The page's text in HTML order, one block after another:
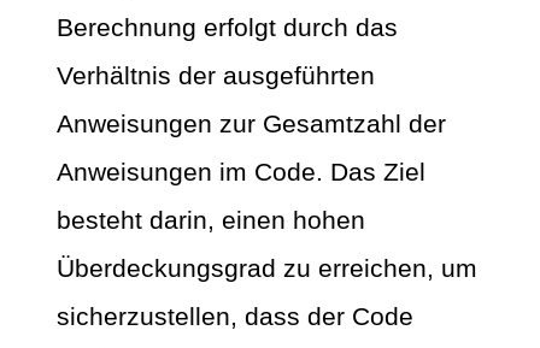
Berechnung erfolgt durch das
Verhältnis der ausgeführten
Anweisungen zur Gesamtzahl der
Anweisungen im Code. Das Ziel
besteht darin, einen hohen
Überdeckungsgrad zu erreichen, um
sicherzustellen, dass der Code